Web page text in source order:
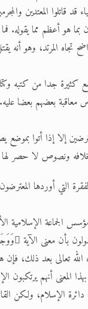
قد قاتلوا المعتدين
بما هو أعظم مما يقوله.
المرتد، وهو أنه
جدا من كتبه
بعضهم بعضا عليه.
إلا إذا أتوا بموضع
ونصوص لا حصر لها في
التي أوردها
الجماعة الإسلامية
الله تعالى بعد ذلك،
المعنى أنهم
الإسلام، ولكن